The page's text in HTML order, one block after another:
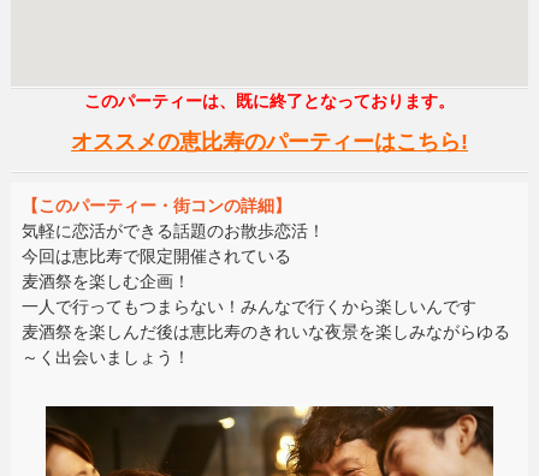
このパーティーは、既に終了となっております。
オススメの恵比寿のパーティーはこちら!
【このパーティー・街コンの詳細】
気軽に恋活ができる話題のお散歩恋活！
今回は恵比寿で限定開催されている
麦酒祭を楽しむ企画！
一人で行ってもつまらない！みんなで行くから楽しいんです
麦酒祭を楽しんだ後は恵比寿のきれいな夜景を楽しみながらゆる
～く出会いましょう！